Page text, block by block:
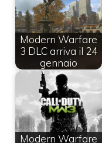
Modern Warfare
3 DLC arriva il 24
gennaio
Modern Warfare